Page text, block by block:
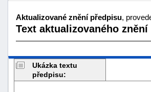
Aktualizované znění předpisu,
Text aktualizovaného
Ukázka textu
předpisu: